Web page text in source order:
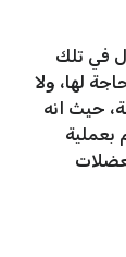
في تلك
لها، ولا
حيث انه
بعملية